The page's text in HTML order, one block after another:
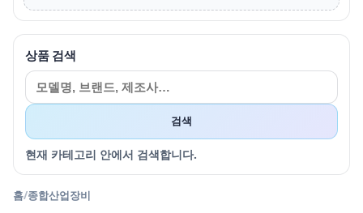
상품 검색
검색
현재 카테고리 안에서 검색합니다.
홈/종합산업장비